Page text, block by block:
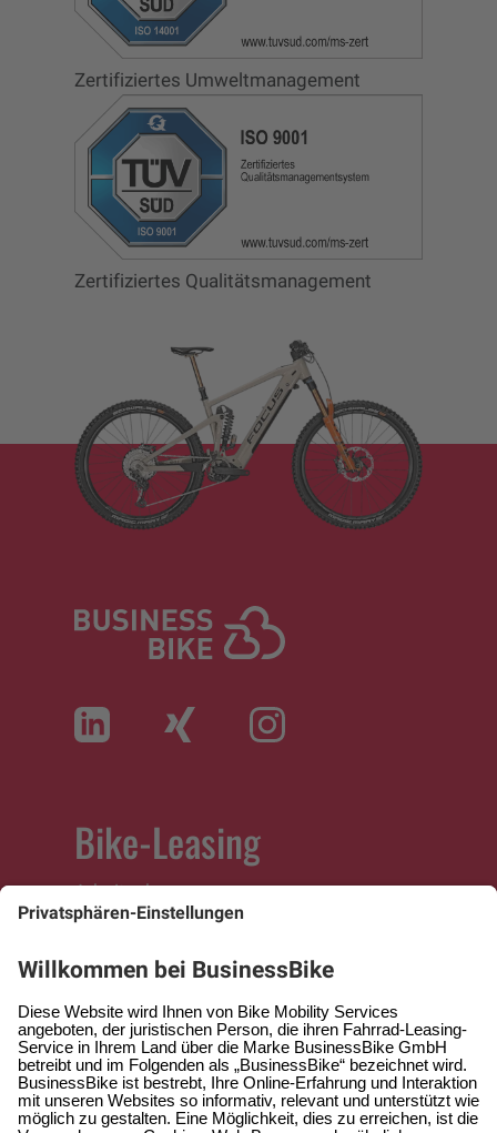
Zertifiziertes Umweltmanagement
Zertifiziertes Qualitätsmanagement
Bike-Leasing
Arbeitnehmer
Arbeitgeber
Fachhändler
Service
Hilfe & Kontakt